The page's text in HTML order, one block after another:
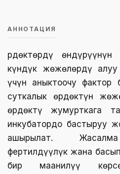
АННОТАЦИЯ
Өрдөктөрдү
күндүк жөжөлөрдү
үчүн аныктоочу фактор
суткалык өрдөктүн
өрдөктү жумурткага
инкубатордо бастыруу
ашырылат. Жасалма
фертилдүүлүк жана
бир маанилүү